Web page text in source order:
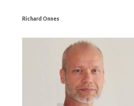
Richard Onnes